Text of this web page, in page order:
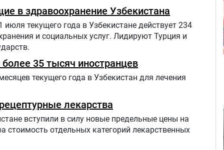
в здравоохранение Узбекистана
текущего года в Узбекистане действует 234
и социальных услуг. Лидируют Турция и
35 тысяч иностранцев
текущего года в Узбекистан для лечения
лекарства
вступили в силу новые предельные цены на
стоимость отдельных категорий лекарственных